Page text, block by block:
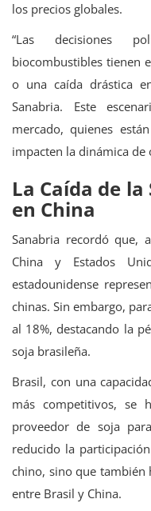
los precios globales.
“Las decisiones
biocombustibles tienen
o una caída drástica
Sanabria. Este
mercado, quienes
impacten la dinámica de
La Caída de
en China
Sanabria recordó que,
China y Estados
estadounidense
chinas. Sin embargo,
al 18%, destacando la
soja brasileña.
Brasil, con una
más competitivos, se
proveedor de soja
reducido la
chino, sino que también
entre Brasil y China.